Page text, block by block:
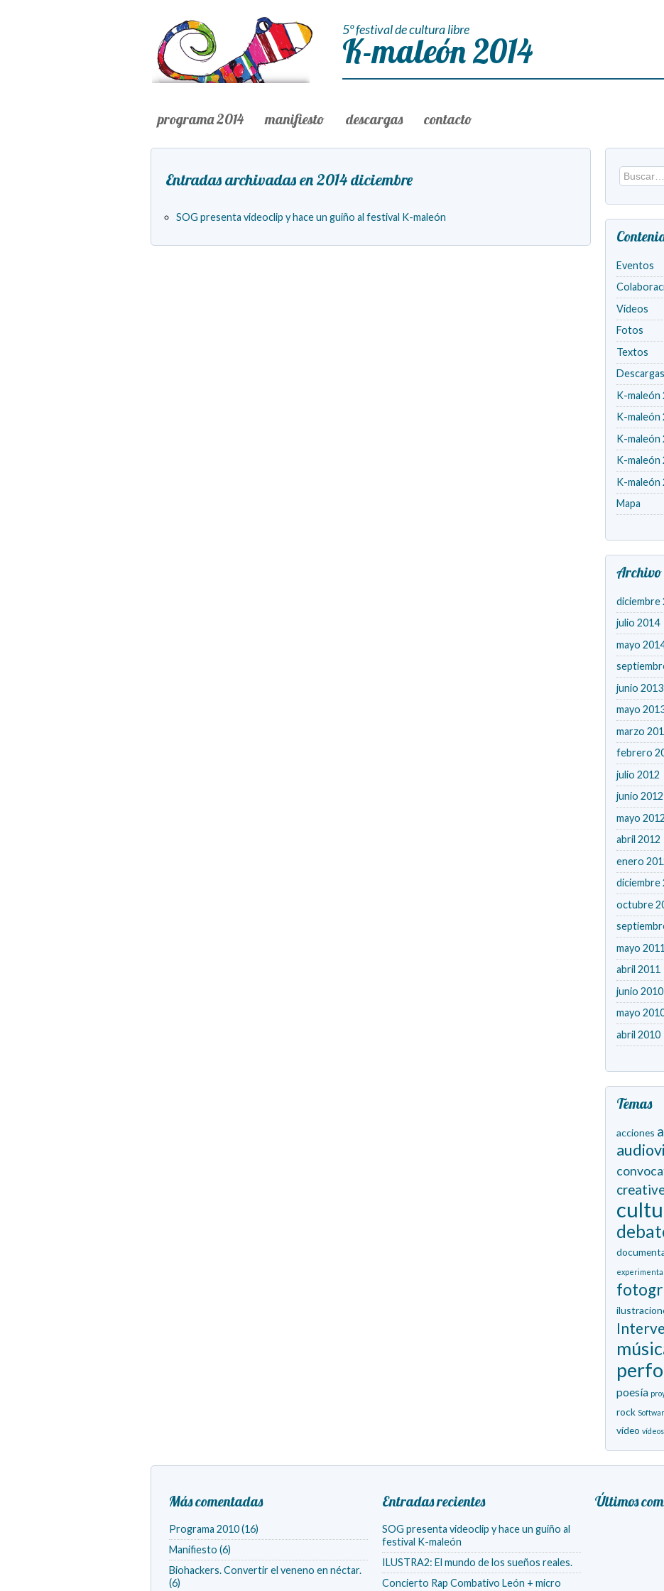
5º festival de cultura libre
K-maleón 2014
programa 2014 manifiesto descargas contacto
Entradas archivadas en 2014 diciembre
SOG presenta videoclip y hace un guiño al festival K-maleón
Eventos
Vídeos
Fotos
Textos
Descargas
K-maleón
K-maleón
K-maleón
K-maleón
K-maleón
Mapa
Archivo
diciembre
julio 2014
mayo
junio 2013
mayo
marzo
febrero
julio 2012
junio 2012
mayo 2012
abril 2012
enero
diciembre
octubre
mayo 2011
abril 2011
junio 2010
mayo
abril 2010
Temas
acciones
experimental
poesía
rock
vídeo vídeos
Más comentadas
Programa 2010 (16)
Manifiesto (6)
Biohackers. Convertir el veneno en néctar.
(6)
Entradas recientes
SOG presenta videoclip y hace un guiño al
festival K-maleón
ILUSTRA2: El mundo de los sueños reales.
Concierto Rap Combativo León + micro
Últimos